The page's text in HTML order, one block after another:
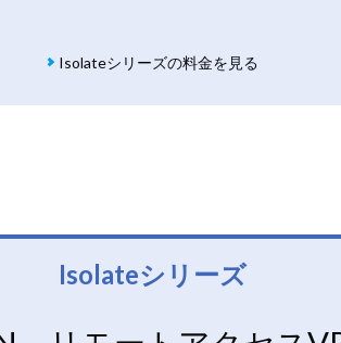
Isolateシリーズの料金を見る
Isolateシリーズ